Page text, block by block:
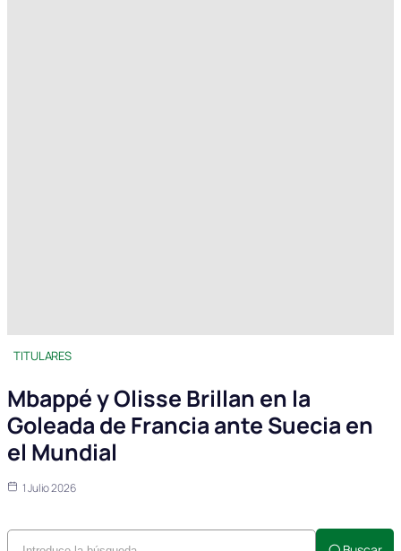
TITULARES
Mbappé y Olisse Brillan en la
Goleada de Francia ante Suecia en
el Mundial
1 Julio 2026